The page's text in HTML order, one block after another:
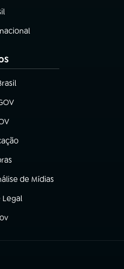
nova aba)
aba)
aba)
aba)
aba)
aba)
aba)
de Mídias
Legal
aba)
nova aba)